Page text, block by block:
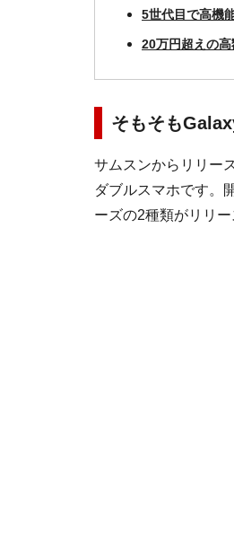
5世代目で高機
20万円超えの
そもそも
サムスンからリリー
ダブルスマホです。
ーズの2種類がリリー